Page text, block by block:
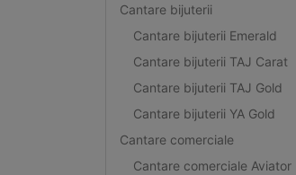
Cantare bijuterii
Cantare bijuterii Emerald
Cantare bijuterii TAJ Carat
Cantare bijuterii TAJ Gold
Cantare bijuterii YA Gold
Cantare comerciale
Cantare comerciale Aviator